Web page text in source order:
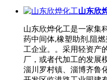
山东欣
山东欣烨化工是一家集
药中间体,橡塑助剂,阻
工企业。。采用轻资产
厂，或者代加工的发展
淄川罗村镇、淄博齐鲁